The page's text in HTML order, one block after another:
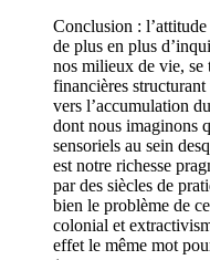
Conclusion :
de plus en plus
nos milieux de vie, se
financières
vers l’accumulation
dont nous imaginons
sensoriels au sein
est notre richesse
par des siècles de
bien le problème de
colonial et
effet le même mot